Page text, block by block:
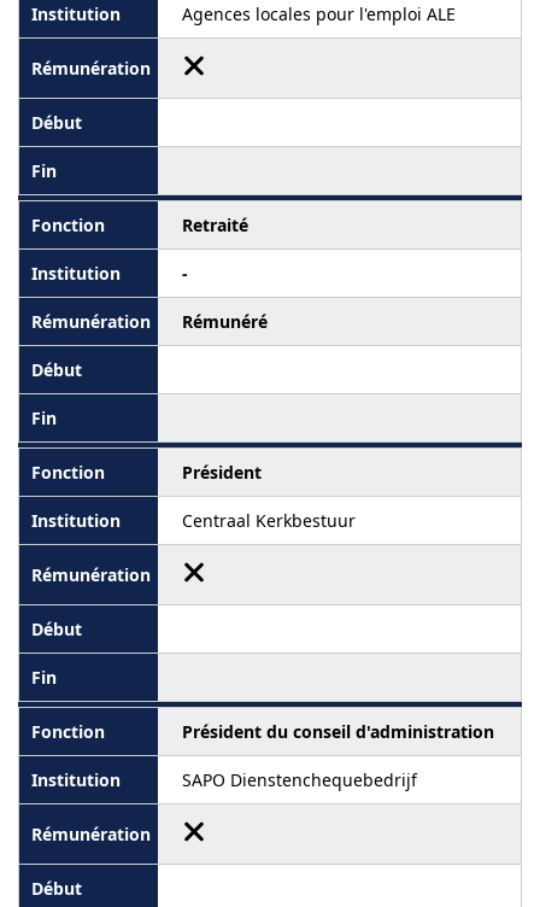
Agences locales pour l'emploi ALE
Retraité
-
Rémunéré
Président
Centraal Kerkbestuur
Président du conseil d'administration
SAPO Dienstenchequebedrijf